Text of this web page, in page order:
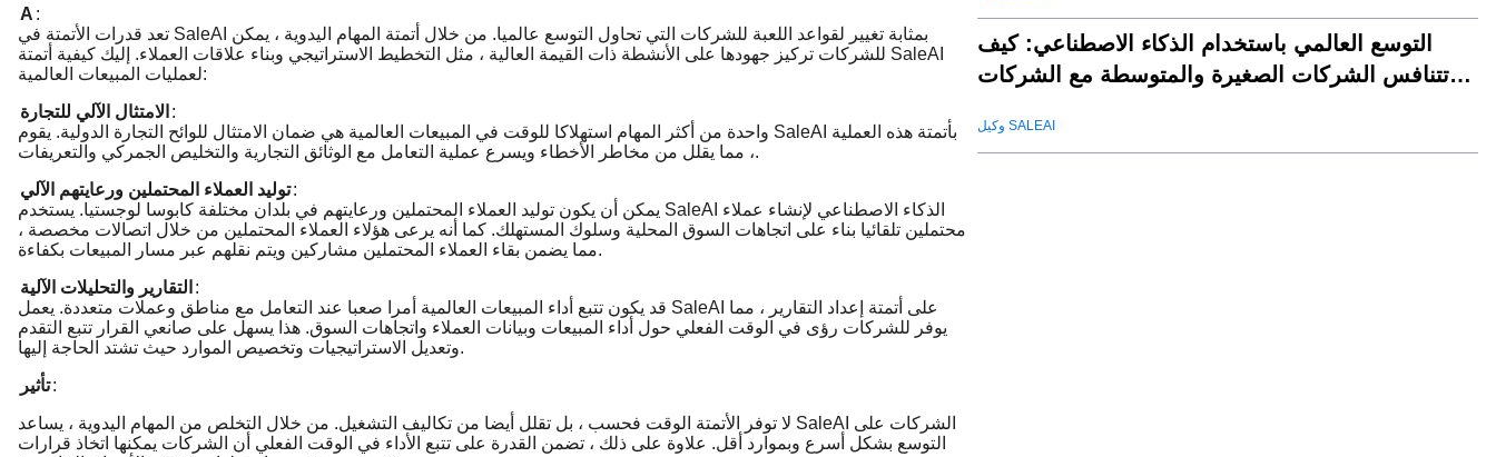
A :
تعد قدرات الأتمتة في SaleAI بمثابة تغيير لقواعد اللعبة للشركات التي تحاول التوسع عالميا. من خلال أتمتة المهام اليدوية ، يمكن
للشركات تركيز جهودها على الأنشطة ذات القيمة العالية ، مثل التخطيط الاستراتيجي وبناء علاقات العملاء. إليك كيفية أتمتة SaleAI
لعمليات المبيعات العالمية:
الامتثال الآلي للتجارة :
واحدة من أكثر المهام استهلاكا للوقت في المبيعات العالمية هي ضمان الامتثال للوائح التجارة الدولية. يقوم SaleAI بأتمتة هذه العملية
، مما يقلل من مخاطر الأخطاء ويسرع عملية التعامل مع الوثائق التجارية والتخليص الجمركي والتعريفات.
توليد العملاء المحتملين ورعايتهم الآلي:
يمكن أن يكون توليد العملاء المحتملين ورعايتهم في بلدان مختلفة كابوسا لوجستيا. يستخدم SaleAI الذكاء الاصطناعي لإنشاء عملاء
محتملين تلقائيا بناء على اتجاهات السوق المحلية وسلوك المستهلك. كما أنه يرعى هؤلاء العملاء المحتملين من خلال اتصالات مخصصة ،
مما يضمن بقاء العملاء المحتملين مشاركين ويتم نقلهم عبر مسار المبيعات بكفاءة.
التقارير والتحليلات الآلية :
قد يكون تتبع أداء المبيعات العالمية أمرا صعبا عند التعامل مع مناطق وعملات متعددة. يعمل SaleAI على أتمتة إعداد التقارير ، مما
يوفر للشركات رؤى في الوقت الفعلي حول أداء المبيعات وبيانات العملاء واتجاهات السوق. هذا يسهل على صانعي القرار تتبع التقدم
وتعديل الاستراتيجيات وتخصيص الموارد حيث تشتد الحاجة إليها.
تأثير:
لا توفر الأتمتة الوقت فحسب ، بل تقلل أيضا من تكاليف التشغيل. من خلال التخلص من المهام اليدوية ، يساعد SaleAI الشركات على
التوسع بشكل أسرع وبموارد أقل. علاوة على ذلك ، تضمن القدرة على تتبع الأداء في الوقت الفعلي أن الشركات يمكنها اتخاذ قرارات
التوسع العالمي باستخدام الذكاء الاصطناعي: كيف
تتنافس الشركات الصغيرة والمتوسطة مع الشركات
وكيل SALEAI